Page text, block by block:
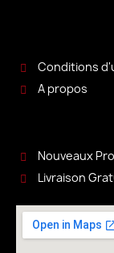
Conditions
A propos
Nouveaux
Livraison